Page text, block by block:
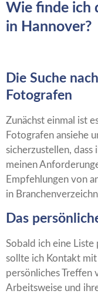
Wie finde ich
in Hannover?
Die Suche
Fotografen
Zunächst einmal ist
Fotografen ansiehe
sicherzustellen, dass
meinen
Empfehlungen von
in
Das
Sobald ich eine
sollte ich Kontakt
persönliches Treffen
Arbeitsweise und